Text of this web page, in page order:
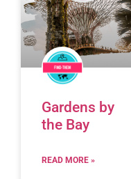
Gardens by
the Bay
READ MORE »